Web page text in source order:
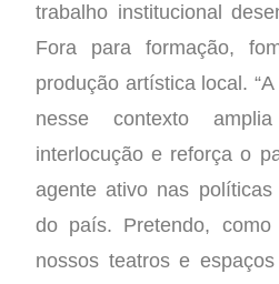
trabalho institucional
Fora para formação,
produção artística local.
nesse contexto
interlocução e reforça o
agente ativo nas
do país. Pretendo, como
nossos teatros e